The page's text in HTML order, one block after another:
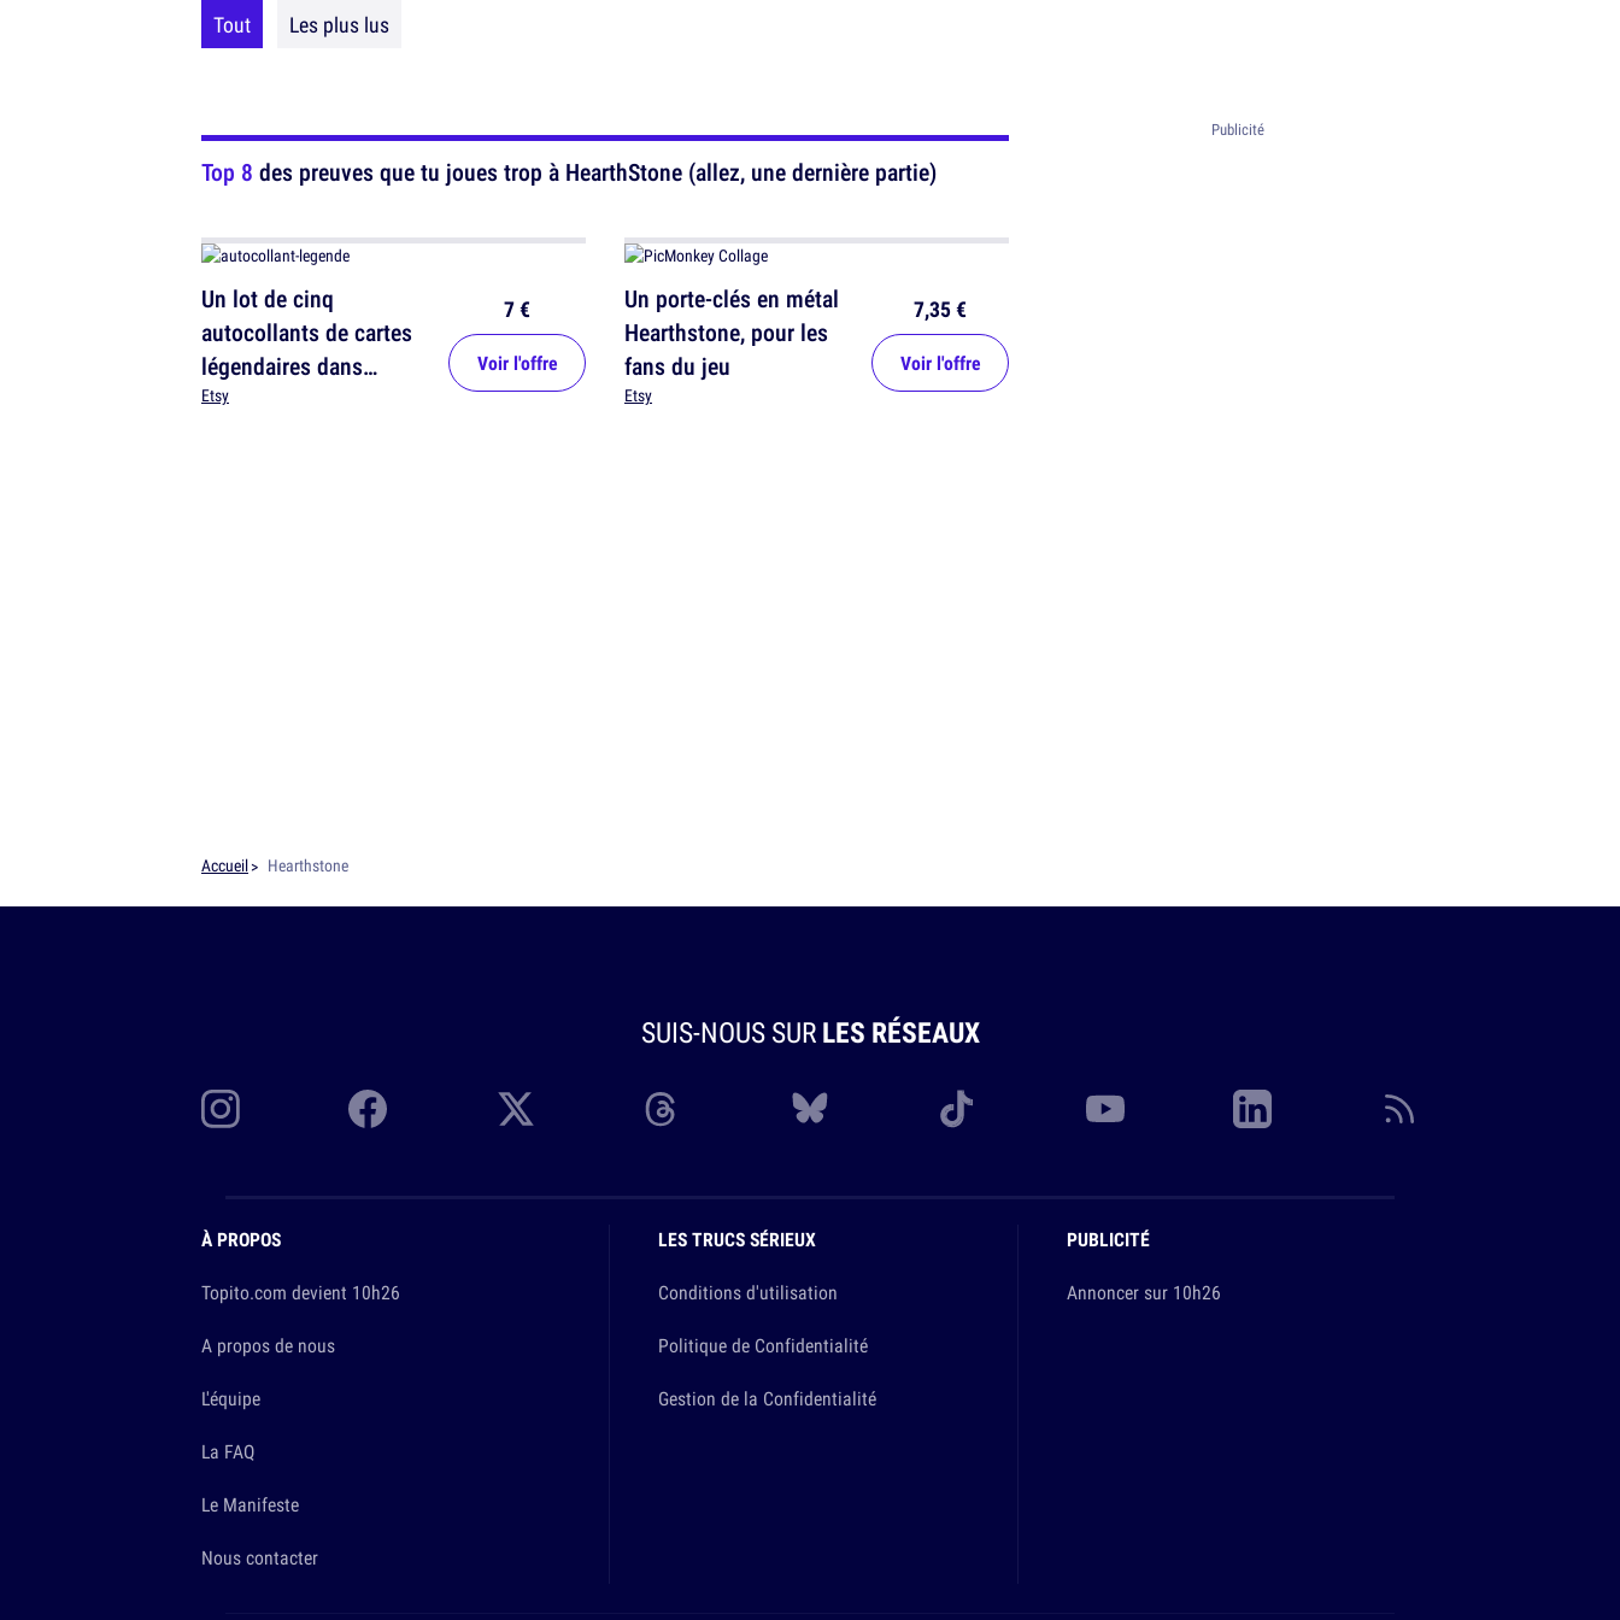
Tout Les plus lus
Top 8 des preuves que tu joues trop à HearthStone (allez, une dernière partie)
Un lot de cinq
autocollants de cartes
légendaires dans
Hearthstone
Etsy
7 €
Voir l'offre
Un porte-clés en métal
Hearthstone, pour les
fans du jeu
Etsy
7,35 €
Voir l'offre
Accueil Hearthstone
SUIS-NOUS SURLES RÉSEAUX
À PROPOS
Topito.com devient 10h26
A propos de nous
L'équipe
La FAQ
Le Manifeste
Nous contacter
LES TRUCS SÉRIEUX
Conditions d'utilisation
Politique de Confidentialité
Gestion de la Confidentialité
PUBLICITÉ
Annoncer sur 10h26